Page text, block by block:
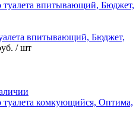
впитывающий, Бюджет,
/ шт